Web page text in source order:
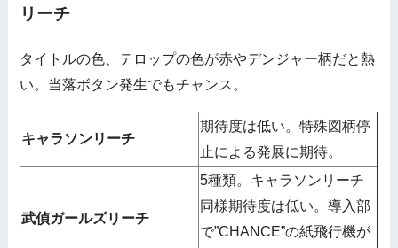
リーチ
タイトルの色、テロップの色が赤やデンジャー柄だと熱
い。当落ボタン発生でもチャンス。
キャラソンリーチ
期待度は低い。特殊図柄停
止による発展に期待。
武偵ガールズリーチ
5種類。キャラソンリーチ
同様期待度は低い。導入部
で”CHANCE”の紙飛行機が